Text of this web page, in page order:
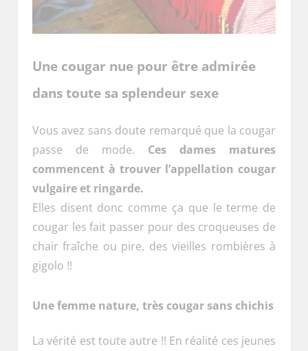
Une cougar nue pour être admirée
dans toute sa splendeur sexe
Vous avez sans doute remarqué que la cougar
passe de mode. Ces dames matures
commencent à trouver l’appellation cougar
vulgaire et ringarde.
Elles disent donc comme ça que le terme de
cougar les fait passer pour des croqueuses de
chair fraîche ou pire, des vieilles rombières à
gigolo !!
Une femme nature, très cougar sans chichis
La vérité est toute autre !! En réalité ces jeunes